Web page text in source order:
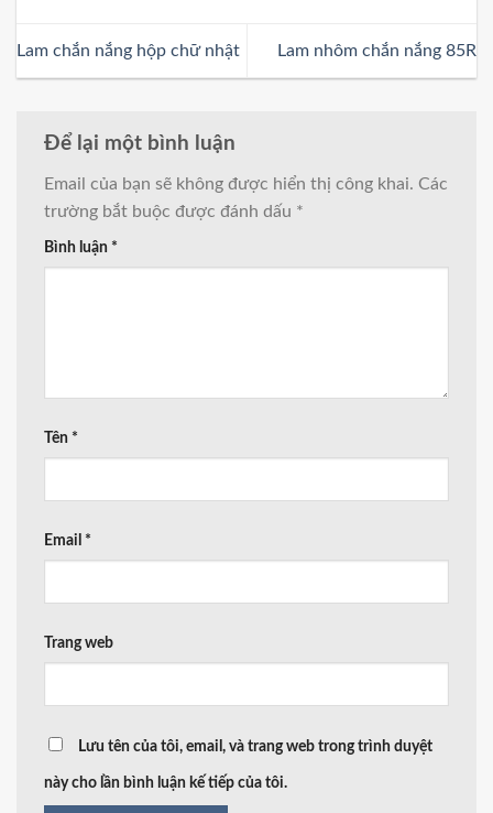
Lam chắn nắng hộp chữ nhật Lam nhôm chắn nắng 85R
Để lại một bình luận
Email của bạn sẽ không được hiển thị công khai. Các
trường bắt buộc được đánh dấu *
Bình luận *
Tên *
Email *
Trang web
Lưu tên của tôi, email, và trang web trong trình duyệt
này cho lần bình luận kế tiếp của tôi.